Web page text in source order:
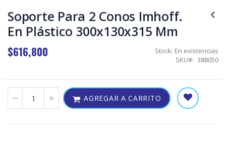
to
the
beginning
of
the
images
Soporte Para 2 Conos Imhoff.
En Plástico 300x130x315 Mm
$616,800 Stock: En existencias
SKU
388050
AGREGAR A CARRITO